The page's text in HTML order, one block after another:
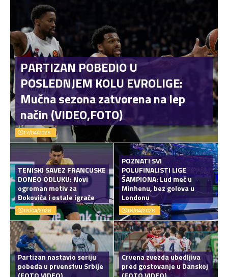
PARTIZAN POBEDIO U
POSLEDNJEM KOLU EVROLIGE:
Mučna sezona zatvorena na lep
način (VIDEO,FOTO)
17/04/2026
TENISKI SAVEZ FRANCUSKE
DONEO ODLUKU: Novi
ogroman motiv za
Đokovića i ostale igrače
16/04/2026
POZNATI SVI
POLUFINALISTI LIGE
ŠAMPIONA: Lud meč u
Minhenu, bez golova u
Londonu
16/04/2026
Partizan nastavio seriju
pobeda u prvenstvu Srbije
Crvena zvezda ubedljiva
pred gostovanje u Danskoj